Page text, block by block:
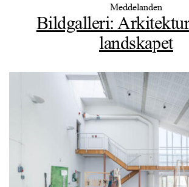
Meddelanden
Bildgalleri:
landskapet